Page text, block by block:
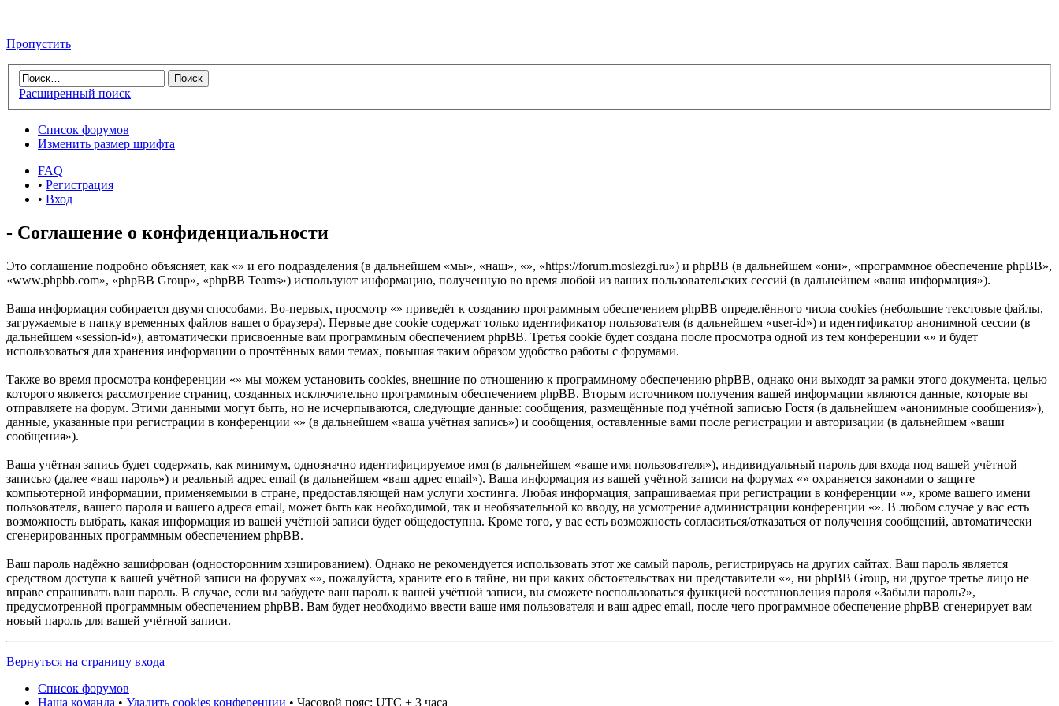
Пропустить
Расширенный поиск
Список форумов
Изменить размер шрифта
FAQ
• Регистрация
• Вход
- Соглашение о конфиденциальности
Это соглашение подробно объясняет, как «» и его подразделения (в дальнейшем «мы», «наш», «», «https://forum.moslezgi.ru») и phpBB (в дальнейшем «они», «программное обеспечение phpBB»,
«www.phpbb.com», «phpBB Group», «phpBB Teams») используют информацию, полученную во время любой из ваших пользовательских сессий (в дальнейшем «ваша информация»).
Ваша информация собирается двумя способами. Во-первых, просмотр «» приведёт к созданию программным обеспечением phpBB определённого числа cookies (небольшие текстовые файлы,
загружаемые в папку временных файлов вашего браузера). Первые две cookie содержат только идентификатор пользователя (в дальнейшем «user-id») и идентификатор анонимной сессии (в
дальнейшем «session-id»), автоматически присвоенные вам программным обеспечением phpBB. Третья cookie будет создана после просмотра одной из тем конференции «» и будет
использоваться для хранения информации о прочтённых вами темах, повышая таким образом удобство работы с форумами.
Также во время просмотра конференции «» мы можем установить cookies, внешние по отношению к программному обеспечению phpBB, однако они выходят за рамки этого документа, целью
которого является рассмотрение страниц, созданных исключительно программным обеспечением phpBB. Вторым источником получения вашей информации являются данные, которые вы
отправляете на форум. Этими данными могут быть, но не исчерпываются, следующие данные: сообщения, размещённые под учётной записью Гостя (в дальнейшем «анонимные сообщения»),
данные, указанные при регистрации в конференции «» (в дальнейшем «ваша учётная запись») и сообщения, оставленные вами после регистрации и авторизации (в дальнейшем «ваши
сообщения»).
Ваша учётная запись будет содержать, как минимум, однозначно идентифицируемое имя (в дальнейшем «ваше имя пользователя»), индивидуальный пароль для входа под вашей учётной
записью (далее «ваш пароль») и реальный адрес email (в дальнейшем «ваш адрес email»). Ваша информация из вашей учётной записи на форумах «» охраняется законами о защите
компьютерной информации, применяемыми в стране, предоставляющей нам услуги хостинга. Любая информация, запрашиваемая при регистрации в конференции «», кроме вашего имени
пользователя, вашего пароля и вашего адреса email, может быть как необходимой, так и необязательной ко вводу, на усмотрение администрации конференции «». В любом случае у вас есть
возможность выбрать, какая информация из вашей учётной записи будет общедоступна. Кроме того, у вас есть возможность согласиться/отказаться от получения сообщений, автоматически
сгенерированных программным обеспечением phpBB.
Ваш пароль надёжно зашифрован (односторонним хэшированием). Однако не рекомендуется использовать этот же самый пароль, регистрируясь на других сайтах. Ваш пароль является
средством доступа к вашей учётной записи на форумах «», пожалуйста, храните его в тайне, ни при каких обстоятельствах ни представители «», ни phpBB Group, ни другое третье лицо не
вправе спрашивать ваш пароль. В случае, если вы забудете ваш пароль к вашей учётной записи, вы сможете воспользоваться функцией восстановления пароля «Забыли пароль?»,
предусмотренной программным обеспечением phpBB. Вам будет необходимо ввести ваше имя пользователя и ваш адрес email, после чего программное обеспечение phpBB сгенерирует вам
новый пароль для вашей учётной записи.
Вернуться на страницу входа
Список форумов
Наша команда • Удалить cookies конференции • Часовой пояс: UTC + 3 часа